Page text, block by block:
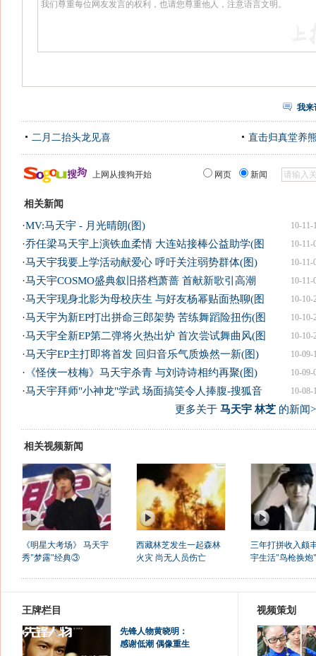
我来
二月二抬头龙见喜 直击归真堂养
上网从搜狗开始 网页 新闻
相关新闻
10-11-
·MV:马天宇 - 月光晴朗(图)
10-11-
·乔任梁马天宇上演铁血柔情 大连站接棒公益助学(图
10-11-
·马天宇我要上学活动献爱心 呼吁关注弱势群体(图)
10-11-
·马天宇COSMO盛典叙旧搭档萧蔷 首献新歌引高潮
10-10-
·马天宇现身北影为母校庆生 与好友杨幂贴面热聊(图
10-10-
·马天宇为新EP打出拼命三郎架势 苦练舞蹈险扭伤(图
10-10-
·马天宇全新EP第二弹将火热出炉 首次尝试舞曲风(图
10-09-
·马天宇EP主打即将首发 回归音乐气质焕然一新(图)
10-09-
· 《怪侠一枝梅》马天宇杀青 与刘诗诗相约再聚(图)
10-08-
·马天宇拜师"小神龙"学武 场面搞笑令人捧腹-搜狐音
更多关于 马天宇 林芝的新闻
相关视频新闻
《明星大考场》 马天宇
秀"梦露"经典③
西藏林芝发生一起森林
火灾 尚无人员伤亡
三年打拼收入颇
宇生活"鸟枪换炮"
王牌栏目
先锋人物黄晓明：
感谢低潮 偶像重生
视频策划